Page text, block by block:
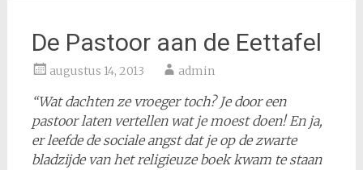
De Pastoor aan de Eettafel
augustus 14, 2013 admin
“Wat dachten ze vroeger toch? Je door een
pastoor laten vertellen wat je moest doen! En ja,
er leefde de sociale angst dat je op de zwarte
bladzijde van het religieuze boek kwam te staan